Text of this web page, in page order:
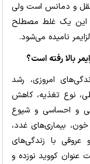
عقل و دمانس است ولی
و این یک غلط مصطلح
نامیده می‌شود.
بالا رفته است؟
امروزی، رشد
نوع تغذیه، کاهش
و احساسی و شیوع
بیماری‌های غدد،
عروقی با زندگی‌های
عنوان کووید نوزده و